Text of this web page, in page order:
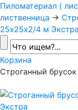
Пиломатериал (
лиственница →
25х25х2/4 м Экстра
Корзина
Строганный